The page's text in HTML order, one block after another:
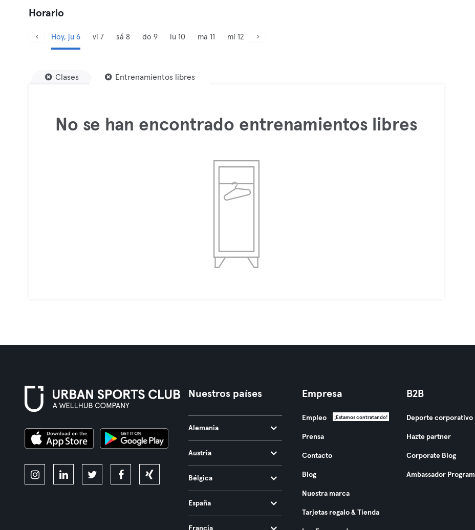
Horario
Hoy, ju 6 vi 7 sá 8 do 9 lu 10 ma 11 mi 12
Clases Entrenamientos libres
No se han encontrado entrenamientos libres
Nuestros países
Alemania
Austria
Bélgica
España
Francia
Empresa
Empleo ¡Estamos contratando!
Prensa
Contacto
Blog
Nuestra marca
Tarjetas regalo & Tienda
B2B
Deporte corporativo
Hazte partner
Corporate Blog
Ambassador Program